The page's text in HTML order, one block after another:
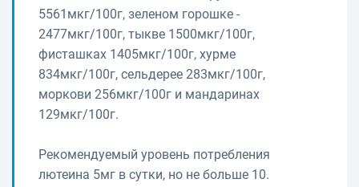
5561мкг/100г, зеленом горошке -
2477мкг/100г, тыкве 1500мкг/100г,
фисташках 1405мкг/100г, хурме
834мкг/100г, сельдерее 283мкг/100г,
моркови 256мкг/100г и мандаринах
129мкг/100г.
Рекомендуемый уровень потребления
лютеина 5мг в сутки, но не больше 10.